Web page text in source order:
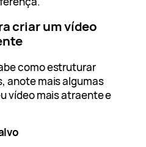
criar um vídeo
como estruturar
anote mais algumas
vídeo mais atraente e